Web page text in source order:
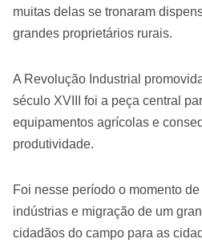
muitas delas se tronaram
grandes proprietários rurais.
A Revolução Industrial
século XVIII foi a peça central
equipamentos agrícolas e
produtividade.
Foi nesse período o momento
indústrias e migração de um
cidadãos do campo para as